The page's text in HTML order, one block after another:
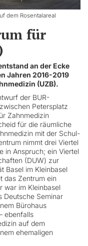
dem Rosentalareal
für
an der Ecke
Jahren 2016-2019
(UZB).
der BUR-
Petersplatz
Zahnmedizin
für die räumliche
mit der Schul-
nimmt drei Viertel
in Anspruch; ein Viertel
(DUW) zur
Basel im Kleinbasel
das Zentrum ein
war im Kleinbasel
Deutsche Seminar
Bürohaus
ebenfalls
auf dem
ehemaligen